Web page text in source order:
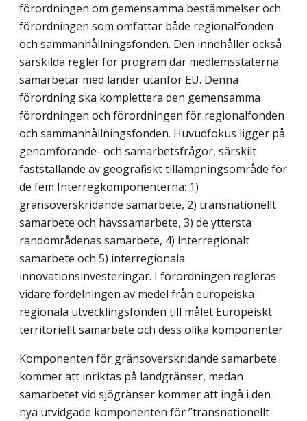
förordningen om gemensamma bestämmelser och
förordningen som omfattar både regionalfonden
och sammanhållningsfonden. Den innehåller också
särskilda regler för program där medlemsstaterna
samarbetar med länder utanför EU. Denna
förordning ska komplettera den gemensamma
förordningen och förordningen för regionalfonden
och sammanhållningsfonden. Huvudfokus ligger på
genomförande- och samarbetsfrågor, särskilt
fastställande av geografiskt tillämpningsområde för
de fem Interregkomponenterna: 1)
gränsöverskridande samarbete, 2) transnationellt
samarbete och havssamarbete, 3) de yttersta
randområdenas samarbete, 4) interregionalt
samarbete och 5) interregionala
innovationsinvesteringar. I förordningen regleras
vidare fördelningen av medel från europeiska
regionala utvecklingsfonden till målet Europeiskt
territoriellt samarbete och dess olika komponenter.
Komponenten för gränsöverskridande samarbete
kommer att inriktas på landgränser, medan
samarbetet vid sjögränser kommer att ingå i den
nya utvidgade komponenten för ”transnationellt